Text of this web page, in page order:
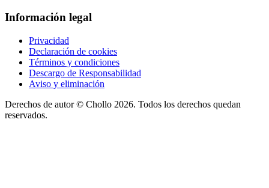
Información legal
Privacidad
Declaración de cookies
Términos y condiciones
Descargo de Responsabilidad
Aviso y eliminación
Derechos de autor © Chollo 2026. Todos los derechos quedan
reservados.